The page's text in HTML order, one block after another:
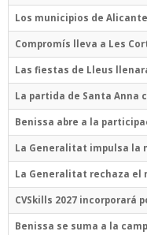
Los municipios de
Compromís lleva a Les
Las fiestas de Lleus
La partida de Santa Anna
Benissa abre a la
La Generalitat impulsa la
La Generalitat rechaza el
CVSkills 2027 incorporará
Benissa se suma a la